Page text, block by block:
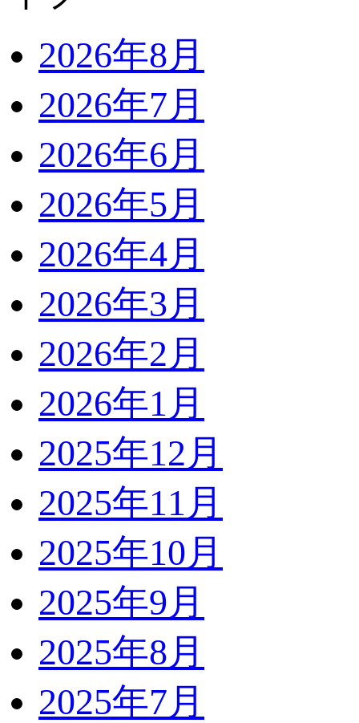
2026年8月
2026年7月
2026年6月
2026年5月
2026年4月
2026年3月
2026年2月
2026年1月
2025年12月
2025年11月
2025年10月
2025年9月
2025年8月
2025年7月